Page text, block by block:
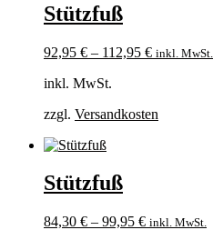
Stützfuß
92,95 € – 112,95 € inkl. MwSt.
inkl. MwSt.
zzgl. Versandkosten
Stützfuß
84,30 € – 99,95 € inkl. MwSt.